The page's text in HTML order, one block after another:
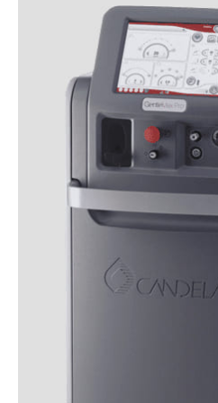
заболевания вен (2+
психические заболевания;
тяжелые соматические
гипертония и другие;
возраст моложе 18 лет.
Если вы сомневаетесь,